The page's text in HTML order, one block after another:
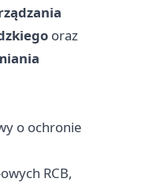
oraz
o ochronie
RCB,